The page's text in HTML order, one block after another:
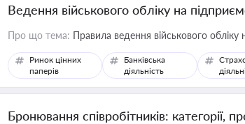
Ведення військового обліку на
Про що тема: Правила ведення військового
Ринок цінних
паперів
Банківська
діяльність
Бронювання співробітників: категорії,